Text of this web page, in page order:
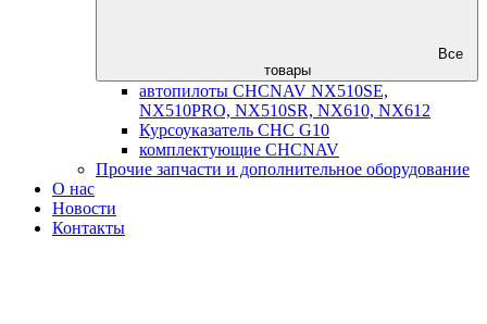
Все
товары
автопилоты CHCNAV NX510SE,
NX510PRO, NX510SR, NX610, NX612
Курсоуказатель CHC G10
комплектующие CHCNAV
Прочие запчасти и дополнительное оборудование
О нас
Новости
Контакты